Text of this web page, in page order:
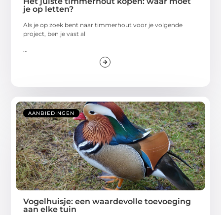
je op letten?
Als je op zoek bent naar timmerhout voor je volgende
project, ben je vast al
...
AANBIEDINGEN
Vogelhuisje: een waardevolle toevoeging
aan elke tuin